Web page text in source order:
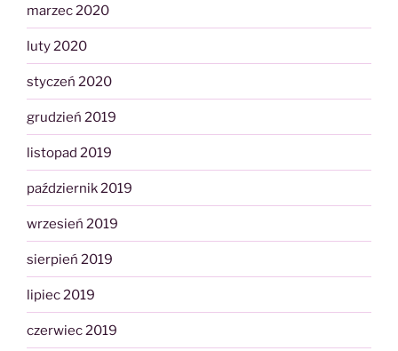
marzec 2020
luty 2020
styczeń 2020
grudzień 2019
listopad 2019
październik 2019
wrzesień 2019
sierpień 2019
lipiec 2019
czerwiec 2019